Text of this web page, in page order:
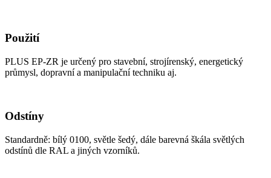
Použití
PLUS EP-ZR je určený pro stavební, strojírenský, energetický
průmysl, dopravní a manipulační techniku aj.
Odstíny
Standardně: bílý 0100, světle šedý, dále barevná škála světlých
odstínů dle RAL a jiných vzorníků.